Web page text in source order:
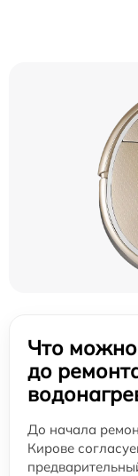
Что можно
до
До начала
Кирове